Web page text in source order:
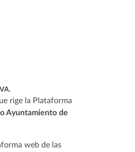
rige la Plataforma
Ayuntamiento de
web de las